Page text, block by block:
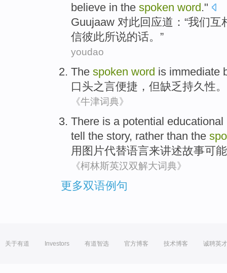
believe in the spoken word ."
Guujaaw 对此回应道：“我们互
信彼此所说的话。”
youdao
The spoken word is immediate
口头之言便捷， 但缺乏持久性。
《牛津词典》
There is a potential educational
tell the story, rather than the
用 图片代替语言来讲述故事可能
《柯林斯英汉双解大词典》
更多双语例句
关于有道 Investors 有道智选 官方博客 技术博客 诚聘英才